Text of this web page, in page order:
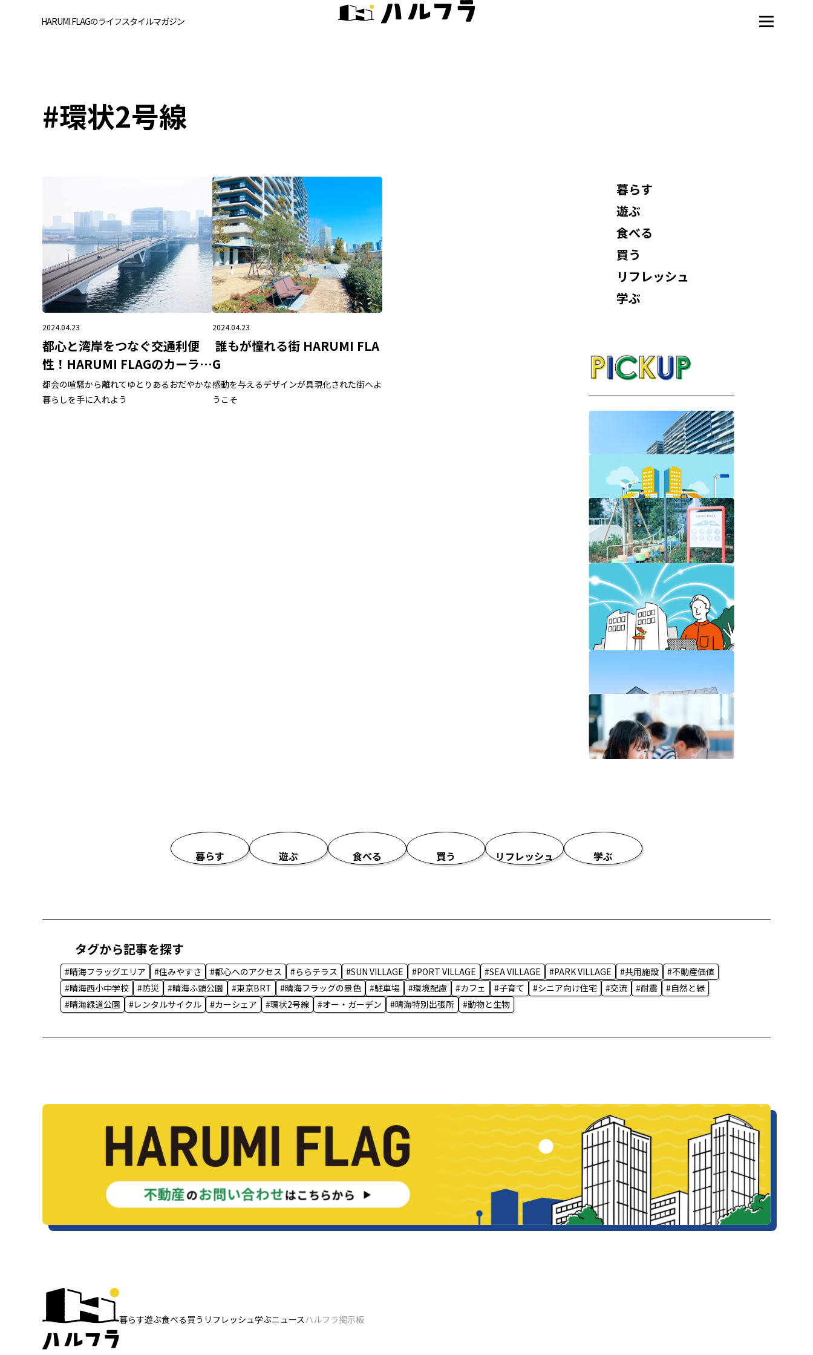
HARUMI FLAGのライフスタイルマガジン
#環状2号線
2024.04.23
都心と湾岸をつなぐ交通利便
性！HARUMI FLAGのカーライ
フ
都会の喧騒から離れてゆとりあるおだやかな
暮らしを手に入れよう
2024.04.23
誰もが憧れる街 HARUMI FLA
G
感動を与えるデザインが具現化された街へよ
うこそ
暮らす
遊ぶ
食べる
買う
リフレッシュ
学ぶ
暮らす 遊ぶ 食べる 買う リフレッシュ 学ぶ
タグから記事を探す
#晴海フラッグエリア #住みやすさ #都心へのアクセス #ららテラス #SUN VILLAGE #PORT VILLAGE #SEA VILLAGE #PARK VILLAGE #共用施設
#不動産価値
#晴海西小中学校
#防災 #晴海ふ頭公園 #東京BRT #晴海フラッグの景色 #駐車場 #環境配慮 #カフェ #子育て #シニア向け住宅 #交流 #耐震
#自然と緑
#晴海緑道公園
#レンタルサイクル #カーシェア #環状2号線 #オー・ガーデン #晴海特別出張所 #動物と生物
暮らす遊ぶ食べる 買う リフレッシュ学ぶニュースハルフラ掲示板